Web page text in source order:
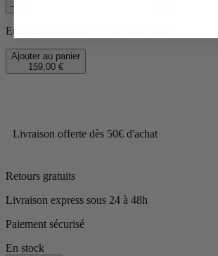
–
En stock et prêt à être livré chez vous.
Ajouter au panier
159,00 €
Livraison offerte dès 50€ d'achat
Retours gratuits
Livraison express sous 24 à 48h
Paiement sécurisé
En stock